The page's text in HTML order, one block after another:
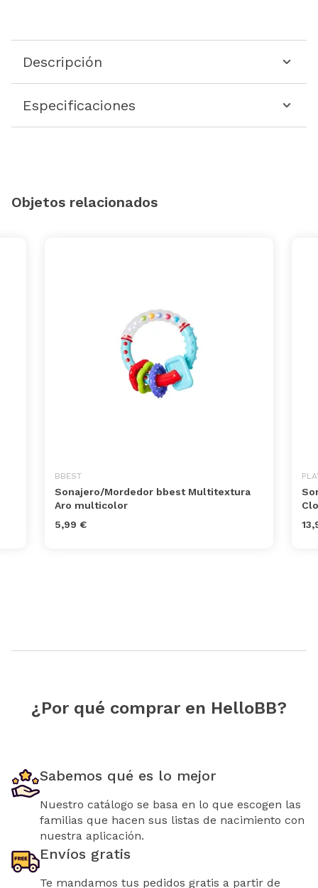
Descripción
Especificaciones
Objetos relacionados
BBEST
Sonajero/Mordedor bbest Multitextura
Aro multicolor
5,99 €
¿Por qué comprar en HelloBB?
Sabemos qué es lo mejor
Nuestro catálogo se basa en lo que escogen las
familias que hacen sus listas de nacimiento con
nuestra aplicación.
Envíos gratis
Te mandamos tus pedidos gratis a partir de